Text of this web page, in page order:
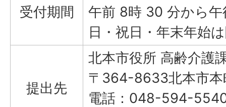
受付期間
午前 8時 30 分から
日・祝日・年末年始
提出先
北本市役所 高齢介護
〒364-8633北本市本
電話：048-594-